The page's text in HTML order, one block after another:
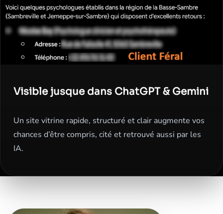
Visible jusque dans ChatGPT & Gemini
Un site vitrine rapide, structuré et clair augmente vos
chances d’être compris, cité et retrouvé aussi par les
IA.